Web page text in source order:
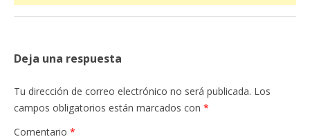
Deja una respuesta
Tu dirección de correo electrónico no será publicada. Los
campos obligatorios están marcados con *
Comentario *